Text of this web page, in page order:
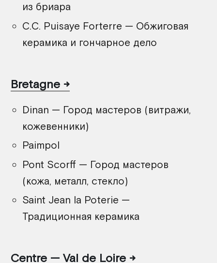
из бриара
C.C. Puisaye Forterre — Обжиговая
керамика и гончарное дело
Bretagne
Dinan — Город мастеров (витражи,
кожевенники)
Paimpol
Pont Scorff — Город мастеров
(кожа, металл, стекло)
Saint Jean la Poterie —
Традиционная керамика
Centre — Val de Loire